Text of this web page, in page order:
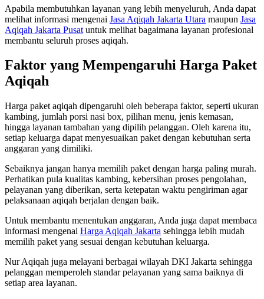
Apabila membutuhkan layanan yang lebih menyeluruh, Anda dapat
melihat informasi mengenai Jasa Aqiqah Jakarta Utara maupun Jasa
Aqiqah Jakarta Pusat untuk melihat bagaimana layanan profesional
membantu seluruh proses aqiqah.
Faktor yang Mempengaruhi Harga Paket
Aqiqah
Harga paket aqiqah dipengaruhi oleh beberapa faktor, seperti ukuran
kambing, jumlah porsi nasi box, pilihan menu, jenis kemasan,
hingga layanan tambahan yang dipilih pelanggan. Oleh karena itu,
setiap keluarga dapat menyesuaikan paket dengan kebutuhan serta
anggaran yang dimiliki.
Sebaiknya jangan hanya memilih paket dengan harga paling murah.
Perhatikan pula kualitas kambing, kebersihan proses pengolahan,
pelayanan yang diberikan, serta ketepatan waktu pengiriman agar
pelaksanaan aqiqah berjalan dengan baik.
Untuk membantu menentukan anggaran, Anda juga dapat membaca
informasi mengenai Harga Aqiqah Jakarta sehingga lebih mudah
memilih paket yang sesuai dengan kebutuhan keluarga.
Nur Aqiqah juga melayani berbagai wilayah DKI Jakarta sehingga
pelanggan memperoleh standar pelayanan yang sama baiknya di
setiap area layanan.